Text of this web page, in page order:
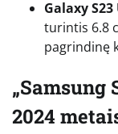
Galaxy
turintis 6.8
pagrindinę
„Samsung
2024